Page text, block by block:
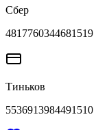
Сбер
4817760344681519
Тиньков
5536913984491510